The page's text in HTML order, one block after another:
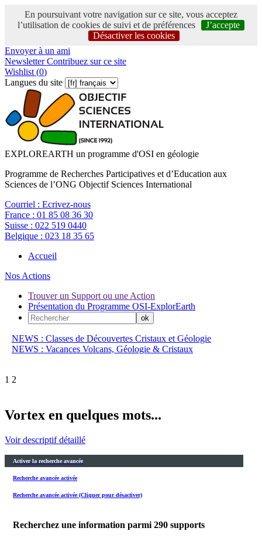
En poursuivant votre navigation sur ce site, vous acceptez
l’utilisation de cookies de suivi et de préférences
J’accepte
Désactiver les cookies
Envoyer à un ami
NewsletterContribuez sur ce site
Wishlist (0)
Langues du site
EXPLOREARTH un programme d'OSI en géologie
Programme de Recherches Participatives et d’Education aux
Sciences de l’ONG Objectif Sciences International
Courriel : Ecrivez-nous
France : 01 85 08 36 30
Suisse : 022 519 0440
Belgique : 023 18 35 65
Accueil
Nos Actions
Trouver un Support ou une Action
Présentation du Programme OSI-ExplorEarth
NEWS : Classes de Découvertes Cristaux et Géologie
NEWS : Vacances Volcans, Géologie & Cristaux
1 2
Vortex en quelques mots...
Voir descriptif détaillé
Activer la recherche avancée
Recherche avancée activée
Recherche avancée activée (Cliquer pour désactiver)
Recherchez une information parmi 290 supports